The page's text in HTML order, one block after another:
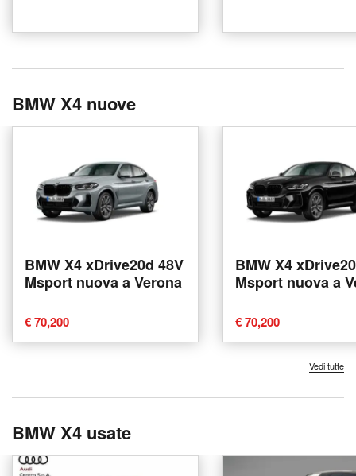
BMW X4 nuove
BMW X4 xDrive20d 48V
Msport nuova a Verona
€ 70,200
BMW X4
Msport nuova a
€ 70,200
Vedi tutte
BMW X4 usate